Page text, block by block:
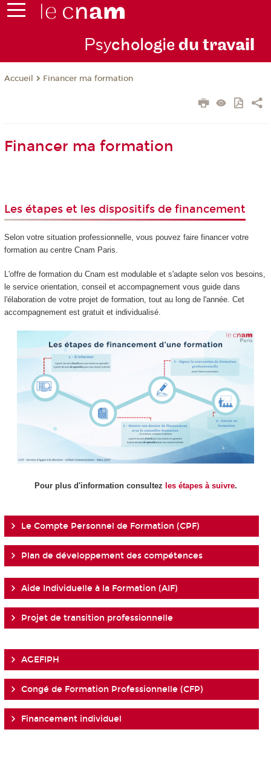
Psychologie du travail
Accueil Financer ma formation
Financer ma formation
Les étapes et les dispositifs de financement
Selon votre situation professionnelle, vous pouvez faire financer votre
formation au centre Cnam Paris.
L'offre de formation du Cnam est modulable et s'adapte selon vos besoins,
le service orientation, conseil et accompagnement vous guide dans
l'élaboration de votre projet de formation, tout au long de l'année. Cet
accompagnement est gratuit et individualisé.
Pour plus d'information consultez les étapes à suivre.
Le Compte Personnel de Formation (CPF)
Plan de développement des compétences
Aide Individuelle à la Formation (AIF)
Projet de transition professionnelle
AGEFIPH
Congé de Formation Professionnelle (CFP)
Financement individuel